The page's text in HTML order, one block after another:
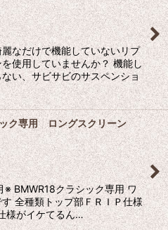
なだけで機能していないリプ
使用していませんか？ 機能し
い、サビサビのサスペンショ
ク専用 ロングスクリーン
※ BMWR18クラシック専用 ワ
全種類トップ部ＦＲＩＰ仕様
様がイケてるん…